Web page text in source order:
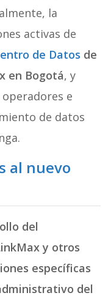
la
activas de
de Datos de
en Bogotá, y
e
de datos
al nuevo
del
y otros
específicas
del